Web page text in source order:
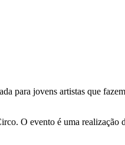
para jovens artistas que
O evento é uma